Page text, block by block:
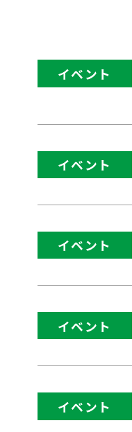
イベント
イベント
イベント
イベント
イベント